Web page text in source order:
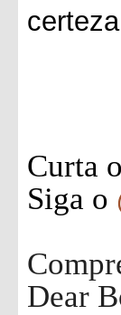
Curta o
Siga o
Dear